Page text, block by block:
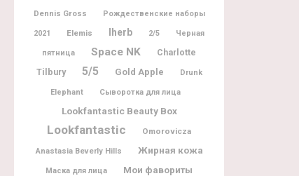
Dennis Gross
Рождественские наборы
2021 Elemis Iherb 2/5 Черная
пятница Space NK
Charlotte
Tilbury
5/5 Gold Apple Drunk
Elephant Сыворотка для лица
Lookfantastic Beauty Box
Lookfantastic Omorovicza
Anastasia Beverly Hills Жирная кожа
Маска для лица Мои фавориты